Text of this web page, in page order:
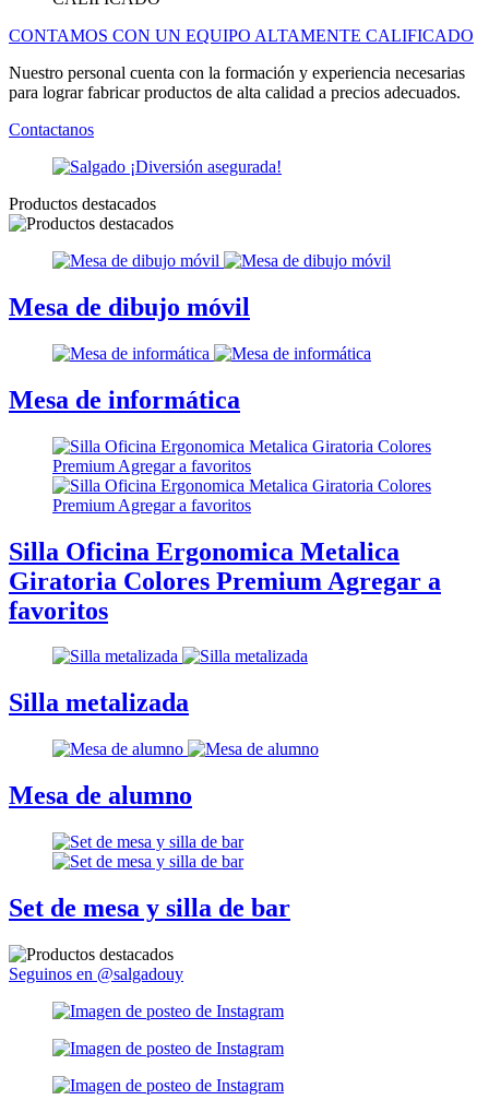
CONTAMOS CON UN EQUIPO ALTAMENTE CALIFICADO
Nuestro personal cuenta con la formación y experiencia necesarias
para lograr fabricar productos de alta calidad a precios adecuados.
Contactanos
Productos destacados
Mesa de dibujo móvil
Mesa de informática
Silla Oficina Ergonomica Metalica
Giratoria Colores Premium Agregar a
favoritos
Silla metalizada
Mesa de alumno
Set de mesa y silla de bar
Seguinos en @salgadouy